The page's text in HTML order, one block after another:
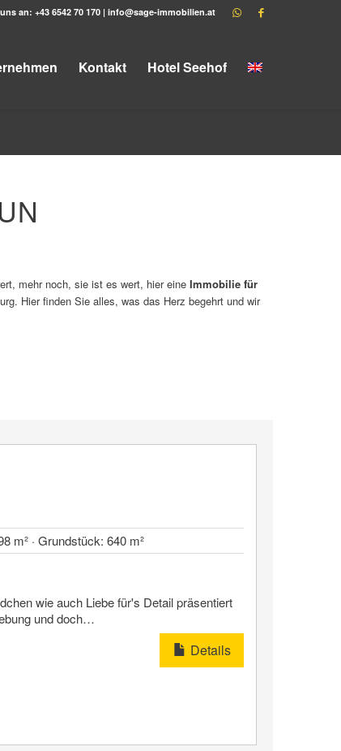
an: +43 6542 70 170 | info@sage-immobilien.at
Kontakt Hotel Seehof
mehr noch, sie ist es wert, hier eine Immobilie für
Hier finden Sie alles, was das Herz begehrt und wir
m² · Grundstück: 640 m²
wie auch Liebe für's Detail präsentiert
und doch…
Details